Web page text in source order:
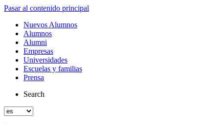
Pasar al contenido principal
Nuevos Alumnos
Alumnos
Alumni
Empresas
Universidades
Escuelas y familias
Prensa
Search